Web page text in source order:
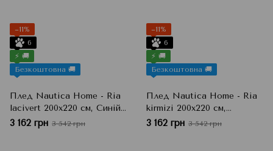
−11%
6
⚡ 🚚
Безкоштовна 🚚
Плед Nautica Home - Ria
lacivert 200х220 см, Синій,
Євро
3 162 грн 3 542 грн
−11%
6
⚡ 🚚
Безкоштовна 🚚
Плед Nautica Home - Ria
kirmizi 200х220 см,
Червоний, Євро
3 162 грн 3 542 грн